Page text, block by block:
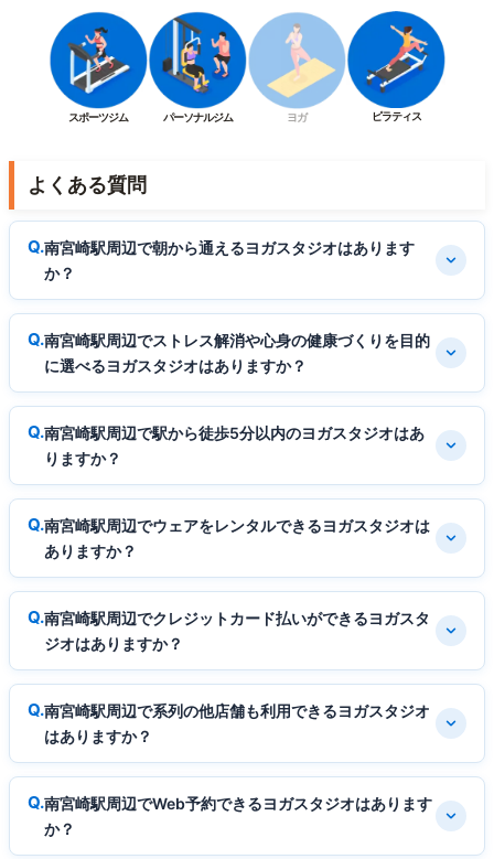
スポーツジム パーソナルジム ヨガ ピラティス
よくある質問
南宮崎駅周辺で朝から通えるヨガスタジオはあります
か？
南宮崎駅周辺でストレス解消や心身の健康づくりを目的
に選べるヨガスタジオはありますか？
南宮崎駅周辺で駅から徒歩5分以内のヨガスタジオはあ
りますか？
南宮崎駅周辺でウェアをレンタルできるヨガスタジオは
ありますか？
南宮崎駅周辺でクレジットカード払いができるヨガスタ
ジオはありますか？
南宮崎駅周辺で系列の他店舗も利用できるヨガスタジオ
はありますか？
南宮崎駅周辺でWeb予約できるヨガスタジオはあります
か？